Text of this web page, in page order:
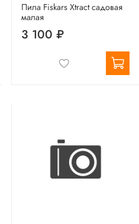
Пила Fiskars Xtract садовая
малая
3 100 ₽